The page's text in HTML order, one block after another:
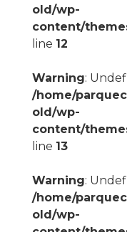
old/wp-
content/
line 12
Warning:
/home/
old/wp-
content/
line 13
Warning:
/home/
old/wp-